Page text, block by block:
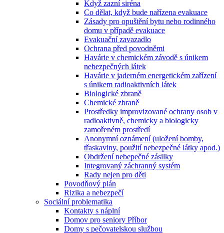
Když zazní siréna
Co dělat, když bude nařízena evakuace
Zásady pro opuštění bytu nebo rodinného
domu v případě evakuace
Evakuační zavazadlo
Ochrana před povodněmi
Havárie v chemickém závodě s únikem
nebezpečných látek
Havárie v jaderném energetickém zařízení
s únikem radioaktivních látek
Biologické zbraně
Chemické zbraně
Prostředky improvizované ochrany osob v
radioaktivně, chemicky a biologicky
zamořeném prostředí
Anonymní oznámení (uložení bomby,
třaskaviny, použití nebezpečné látky apod.)
Obdržení nebepečné zásilky
Integrovaný záchranný systém
Rady nejen pro děti
Povodňový plán
Rizika a nebezpečí
Sociální problematika
Kontakty s náplní
Domov pro seniory Příbor
Domy s pečovatelskou službou